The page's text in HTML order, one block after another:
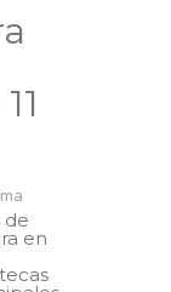
de
en